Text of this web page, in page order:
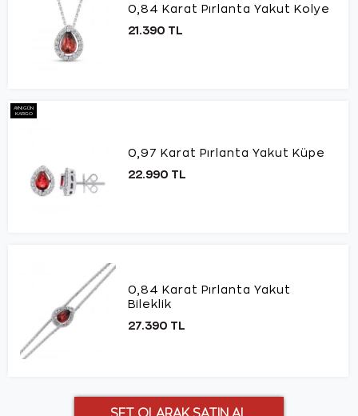
0,84 Karat Pırlanta Yakut Kolye
21.390 TL
AYNI GÜN
KARGO
0,97 Karat Pırlanta Yakut Küpe
22.990 TL
0,84 Karat Pırlanta Yakut
Bileklik
27.390 TL